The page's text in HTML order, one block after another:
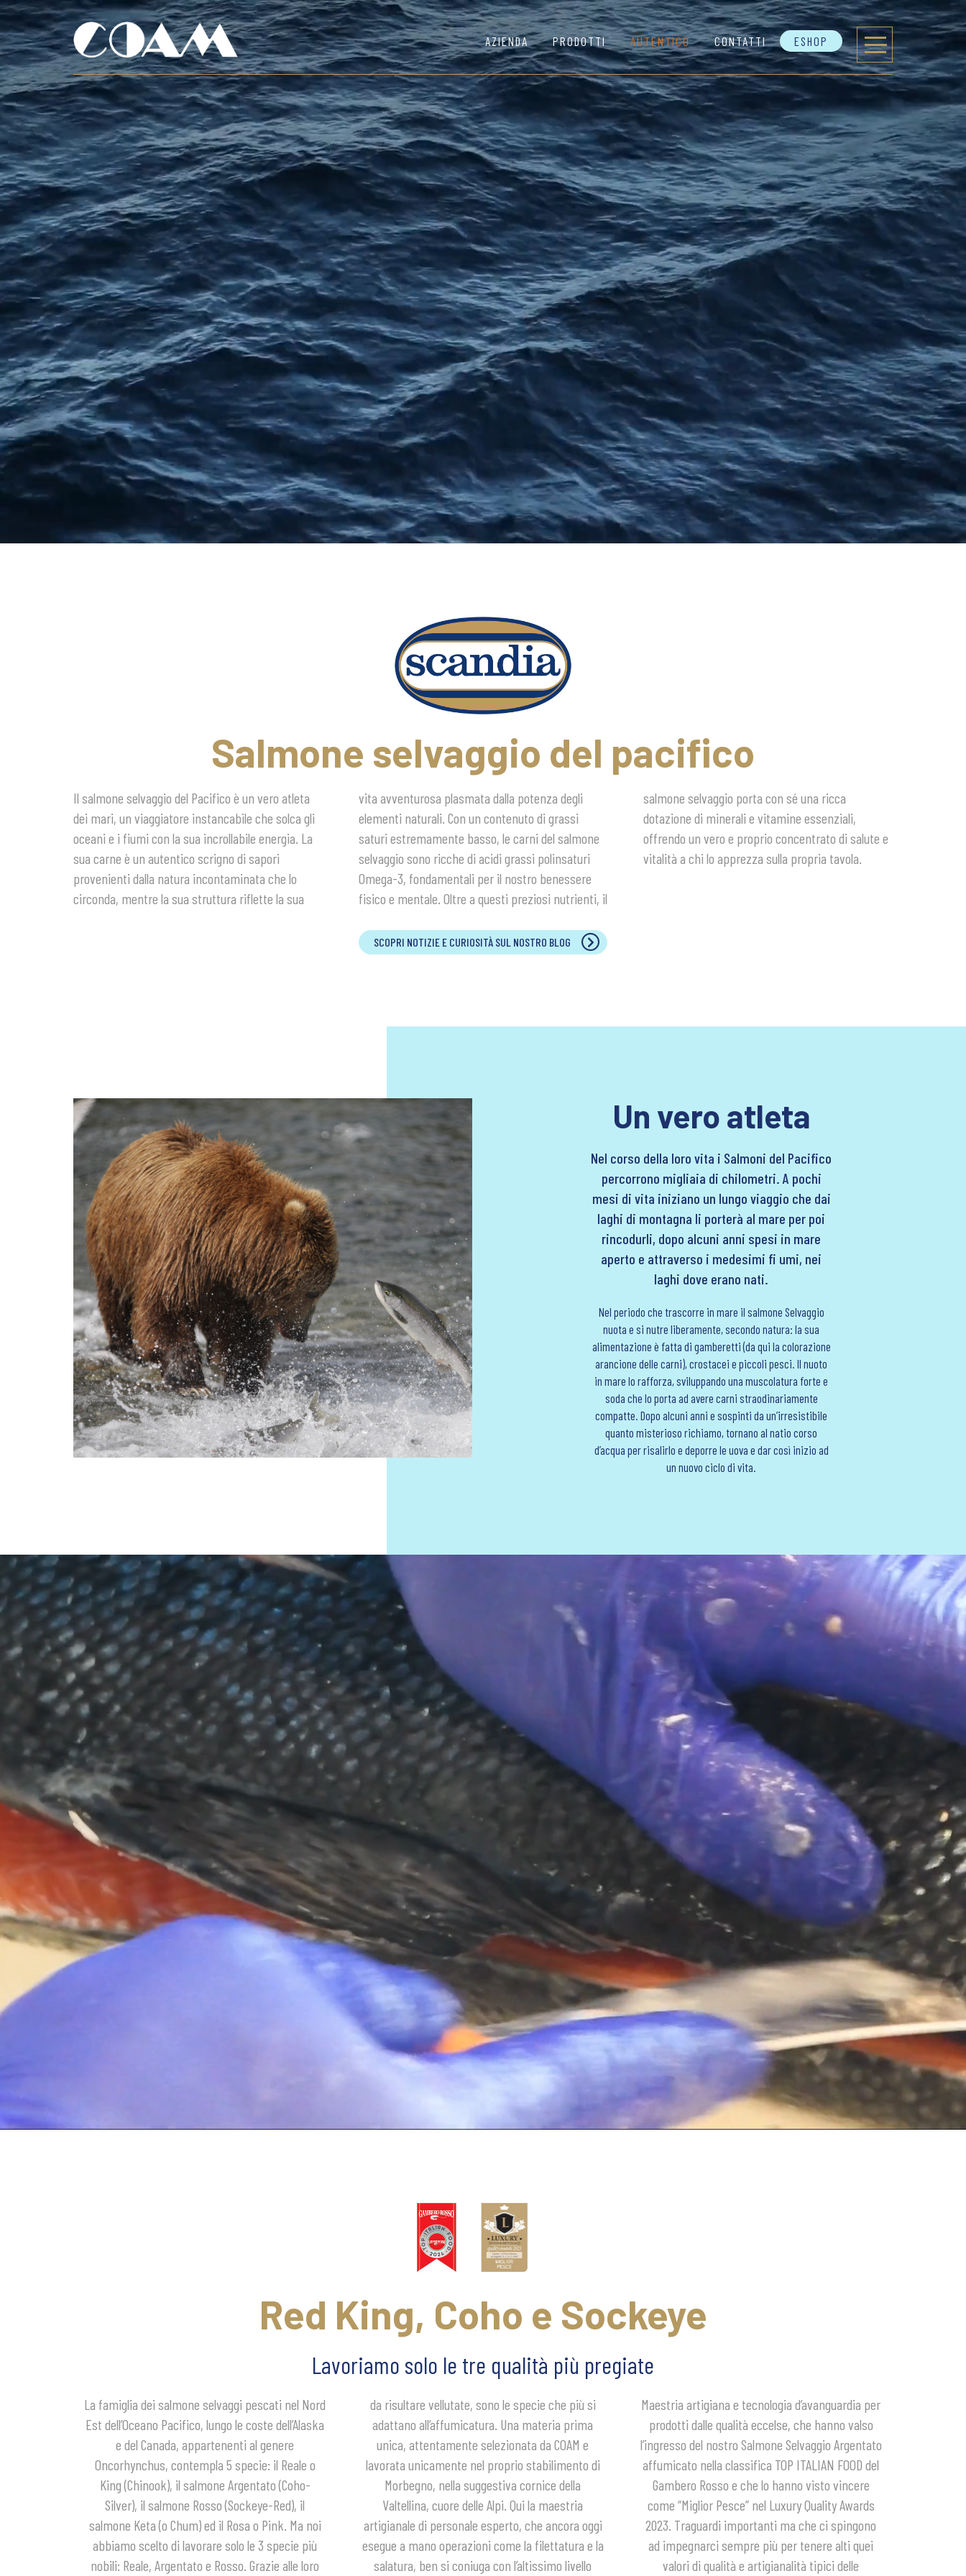
AZIENDA PRODOTTI AUTENTICO CONTATTI ESHOP
Specialità
Il Salmone Selvaggio del Pacifico
Affidabilità
Lavorato in Italia al 100%
Shop
Acquista online
HOME
AZIENDA
LAVORATO IN ITALIA AL 100%
SOSTENIBILITÀ
PRODOTTI
AUTENTICO SALMONE SELVAGGIO
FIORETTO DI SALMONE SELVAGGIO
PUNTI VENDITA
NEWS
LAVORA CON NOI
ESHOP
CONTATTI
SEGUICI
Salmone selvaggio del pacifico
Il salmone selvaggio del Pacifico è un vero atleta
dei mari, un viaggiatore instancabile che solca gli
oceani e i fiumi con la sua incrollabile energia. La
sua carne è un autentico scrigno di sapori
provenienti dalla natura incontaminata che lo
circonda, mentre la sua struttura riflette la sua
vita avventurosa plasmata dalla potenza degli
elementi naturali. Con un contenuto di grassi
saturi estremamente basso, le carni del salmone
selvaggio sono ricche di acidi grassi polinsaturi
Omega-3, fondamentali per il nostro benessere
fisico e mentale. Oltre a questi preziosi nutrienti, il
salmone selvaggio porta con sé una ricca
dotazione di minerali e vitamine essenziali,
offrendo un vero e proprio concentrato di salute e
vitalità a chi lo apprezza sulla propria tavola.
SCOPRI NOTIZIE E CURIOSITÀ SUL NOSTRO BLOG
Un vero atleta
Nel corso della loro vita i Salmoni del Pacifico
percorrono migliaia di chilometri. A pochi
mesi di vita iniziano un lungo viaggio che dai
laghi di montagna li porterà al mare per poi
rincodurli, dopo alcuni anni spesi in mare
aperto e attraverso i medesimi fi umi, nei
laghi dove erano nati.
Nel periodo che trascorre in mare il salmone Selvaggio
nuota e si nutre liberamente, secondo natura: la sua
alimentazione è fatta di gamberetti (da qui la colorazione
arancione delle carni), crostacei e piccoli pesci. Il nuoto
in mare lo rafforza, sviluppando una muscolatura forte e
soda che lo porta ad avere carni straodinariamente
compatte. Dopo alcuni anni e sospinti da un’irresistibile
quanto misterioso richiamo, tornano al natio corso
d’acqua per risalirlo e deporre le uova e dar così inizio ad
un nuovo ciclo di vita.
Red King, Coho e Sockeye
Lavoriamo solo le tre qualità più pregiate
La famiglia dei salmone selvaggi pescati nel Nord
Est dell’Oceano Pacifico, lungo le coste dell’Alaska
e del Canada, appartenenti al genere
Oncorhynchus, contempla 5 specie: il Reale o
King (Chinook), il salmone Argentato (Coho-
Silver), il salmone Rosso (Sockeye-Red), il
salmone Keta (o Chum) ed il Rosa o Pink. Ma noi
abbiamo scelto di lavorare solo le 3 specie più
nobili: Reale, Argentato e Rosso. Grazie alle loro
da risultare vellutate, sono le specie che più si
adattano all’affumicatura. Una materia prima
unica, attentamente selezionata da COAM e
lavorata unicamente nel proprio stabilimento di
Morbegno, nella suggestiva cornice della
Valtellina, cuore delle Alpi. Qui la maestria
artigianale di personale esperto, che ancora oggi
esegue a mano operazioni come la filettatura e la
salatura, ben si coniuga con l’altissimo livello
Maestria artigiana e tecnologia d’avanguardia per
prodotti dalle qualità eccelse, che hanno valso
l’ingresso del nostro Salmone Selvaggio Argentato
affumicato nella classifica TOP ITALIAN FOOD del
Gambero Rosso e che lo hanno visto vincere
come “Miglior Pesce” nel Luxury Quality Awards
2023. Traguardi importanti ma che ci spingono
ad impegnarci sempre più per tenere alti quei
valori di qualità e artigianalità tipici delle